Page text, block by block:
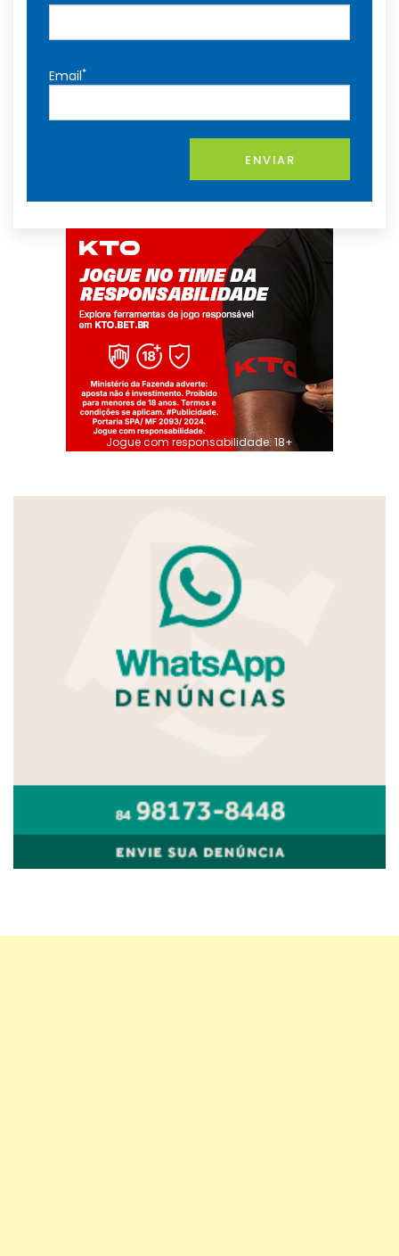
Email*
ENVIAR
Jogue com responsabilidade. 18+